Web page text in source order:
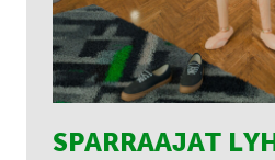
SPARRAAJAT